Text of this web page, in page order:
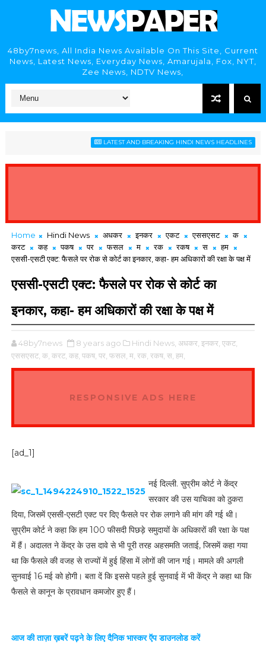
48by7news, All India News Available On This Site, Current
News, Latest News, Everyday News, Amarujala, Fox, NYT,
Zee News, NDTV News,
LATEST AND BREAKING HINDI NEWS HEADLINES आज का
Home Hindi News अधकर इनकर एकट एससएसट
क
करट
कह पकष पर फसल म रक रकष स
हम
एससी-एसटी एक्ट: फैसले पर रोक से कोर्ट का इनकार, कहा- हम अधिकारों की रक्षा के पक्ष में
एससी-एसटी एक्ट: फैसले पर रोक से कोर्ट का
इनकार, कहा- हम अधिकारों की रक्षा के पक्ष में
48by7news 8 years ago Hindi News, अधकर, इनकर, एकट,
एससएसट, क, करट, कह, पकष, पर, फसल, म, रक, रकष, स, हम,
RESPONSIVE ADS HERE
[ad_1]
नई दिल्ली. सुप्रीम कोर्ट ने केंद्र
सरकार की उस याचिका को ठुकरा
दिया, जिसमें एससी-एसटी एक्ट पर दिए फैसले पर रोक लगाने की मांग की गई थी।
सुप्रीम कोर्ट ने कहा कि हम 100 फीसदी पिछड़े समुदायों के अधिकारों की रक्षा के पक्ष
में हैं। अदालत ने केंद्र के उस दावे से भी पूरी तरह अहसमति जताई, जिसमें कहा गया
था कि फैसले की वजह से राज्यों में हुई हिंसा में लोगों की जान गई। मामले की अगली
सुनवाई 16 मई को होगी। बता दें कि इससे पहले हुई सुनवाई में भी केंद्र ने कहा था कि
फैसले से कानून के प्रावधान कमजोर हुए हैं।
आज की ताज़ा ख़बरें पढ़ने के लिए दैनिक भास्कर ऍप डाउनलोड करें